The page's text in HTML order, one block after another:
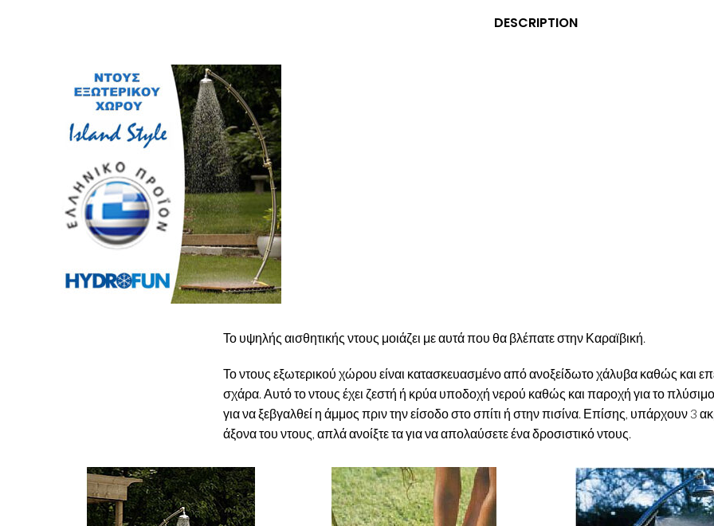
DESCRIPTION
Το υψηλής αισθητικής ντους μοιάζει με αυτά που θα βλέπατε στην Καραϊβική.
Το ντους εξωτερικού χώρου είναι κατασκευασμένο από ανοξείδωτο χάλυβα καθώς και
σχάρα. Αυτό το ντους έχει ζεστή ή κρύα υποδοχή νερού καθώς και παροχή για το
για να ξεβγαλθεί η άμμος πριν την είσοδο στο σπίτι ή στην πισίνα. Επίσης, υπάρχουν 3
άξονα του ντους, απλά ανοίξτε τα για να απολαύσετε ένα δροσιστικό ντους.